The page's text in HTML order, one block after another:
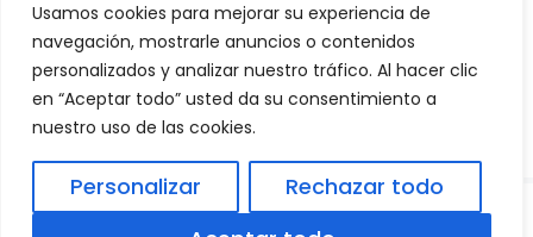
Usamos cookies para mejorar su experiencia de
navegación, mostrarle anuncios o contenidos
personalizados y analizar nuestro tráfico. Al hacer clic
en “Aceptar todo” usted da su consentimiento a
nuestro uso de las cookies.
Personalizar
Rechazar todo
Otro
Pescado
Recetas
Política de Privacidad Aviso Legal|